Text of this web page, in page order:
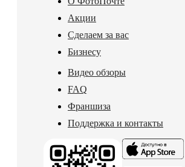
Акции
Сделаем за вас
Бизнесу
Видео обзоры
FAQ
Франшиза
Поддержка и контакты